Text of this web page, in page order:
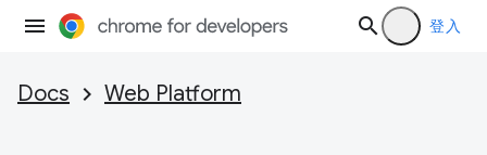
登入
Docs Web Platform